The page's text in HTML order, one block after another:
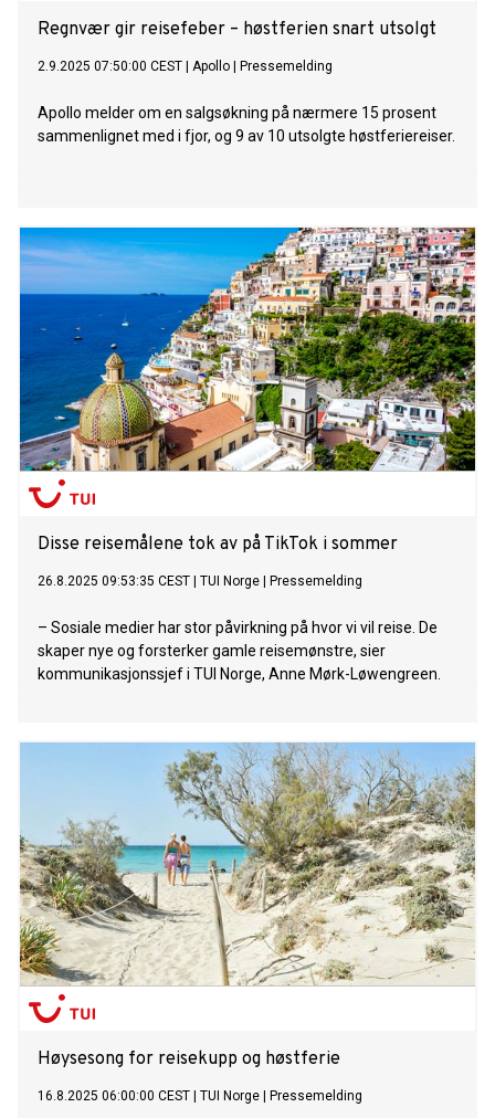
Regnvær gir reisefeber – høstferien snart utsolgt
2.9.2025 07:50:00 CEST Apollo Pressemelding
Apollo melder om en salgsøkning på nærmere 15 prosent
sammenlignet med i fjor, og 9 av 10 utsolgte høstferiereiser.
Disse reisemålene tok av på TikTok i sommer
26.8.2025 09:53:35 CEST TUI Norge Pressemelding
– Sosiale medier har stor påvirkning på hvor vi vil reise. De
skaper nye og forsterker gamle reisemønstre, sier
kommunikasjonssjef i TUI Norge, Anne Mørk-Løwengreen.
Høysesong for reisekupp og høstferie
16.8.2025 06:00:00 CEST TUI Norge Pressemelding